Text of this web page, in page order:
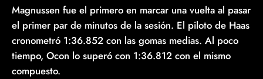
Magnussen fue el primero en marcar una vuelta al pasar
el primer par de minutos de la sesión. El piloto de Haas
cronometró 1:36.852 con las gomas medias. Al poco
tiempo, Ocon lo superó con 1:36.812 con el mismo
compuesto.